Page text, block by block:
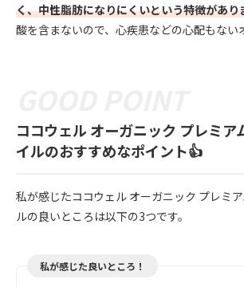
く、中性脂肪になりにくいという特徴があり
酸を含まないので、心疾患などの心配もない
ココウェル オーガニック プレミア
イルのおすすめなポイント👍
私が感じたココウェル オーガニック プレミ
ルの良いところは以下の3つです。
私が感じた良いところ！